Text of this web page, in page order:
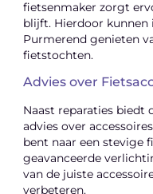
fietsenmaker zorgt
blijft. Hierdoor kunnen
Purmerend genieten
fietstochten.
Advies over
Naast reparaties biedt
advies over
bent naar een stevige
geavanceerde
van de juiste
verbeteren.